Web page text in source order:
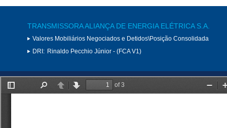
TRANSMISSORA ALIANÇA DE ENERGIA ELÉTRICA S.A.
Valores Mobiliários Negociados e Detidos\Posição Consolidada
DRI: Rinaldo Pecchio Júnior - (FCA V1)